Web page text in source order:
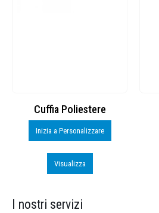
Cuffia Poliestere
Inizia a Personalizzare
Visualizza
I nostri servizi